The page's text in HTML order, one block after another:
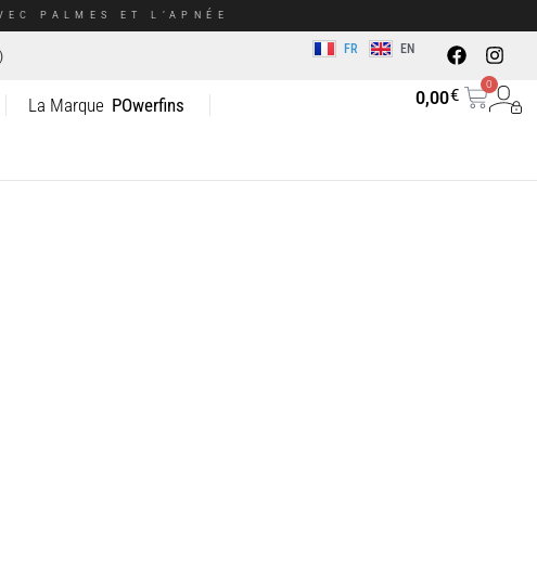
PALMES ET L’APNÉE
FR EN
La Marque POwerfins 0,00€
0